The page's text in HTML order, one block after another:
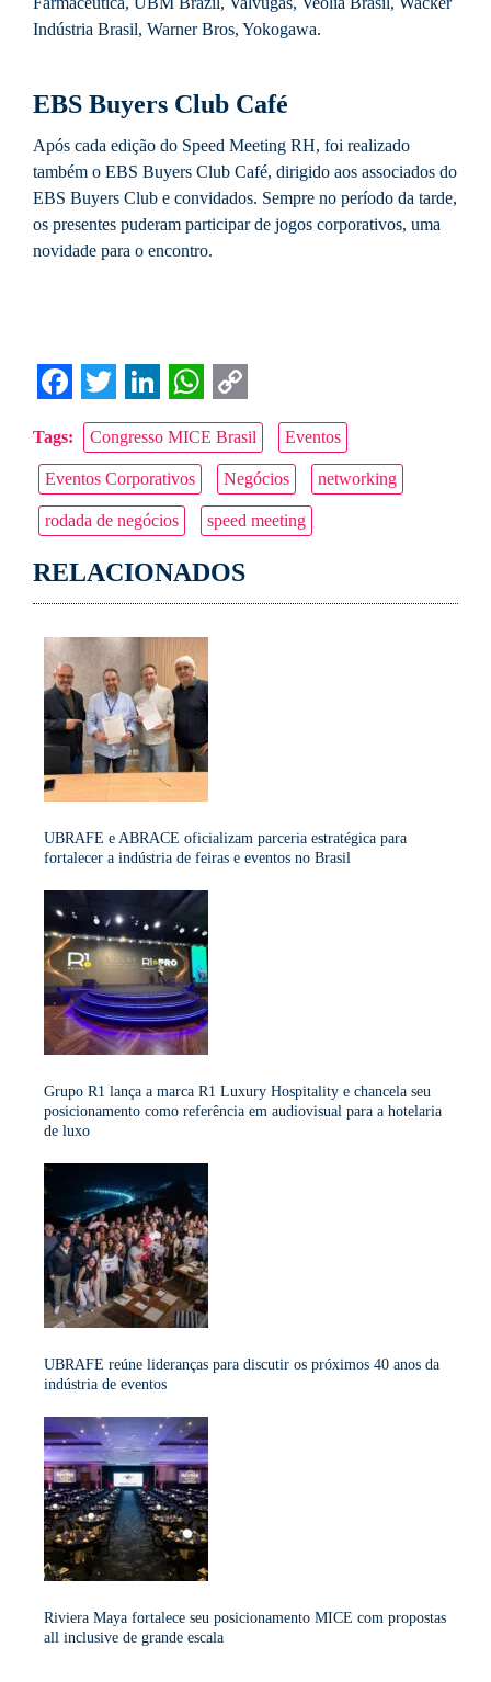
Indústria Brasil, Warner Bros, Yokogawa.
EBS Buyers Club Café
Após cada edição do Speed Meeting RH, foi realizado
também o EBS Buyers Club Café, dirigido aos associados do
EBS Buyers Club e convidados. Sempre no período da tarde,
os presentes puderam participar de jogos corporativos, uma
novidade para o encontro.
Facebook
Twitter
LinkedIn
WhatsApp
Copy
Link
Tags: Congresso MICE Brasil Eventos
Eventos Corporativos Negócios networking
rodada de negócios speed meeting
RELACIONADOS
UBRAFE e ABRACE oficializam parceria estratégica para
fortalecer a indústria de feiras e eventos no Brasil
Grupo R1 lança a marca R1 Luxury Hospitality e chancela seu
posicionamento como referência em audiovisual para a hotelaria
de luxo
UBRAFE reúne lideranças para discutir os próximos 40 anos da
indústria de eventos
Riviera Maya fortalece seu posicionamento MICE com propostas
all inclusive de grande escala